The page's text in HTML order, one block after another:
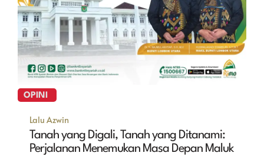
OPINI
Lalu Azwin
Tanah yang Digali, Tanah yang Ditanami:
Perjalanan Menemukan Masa Depan Maluk